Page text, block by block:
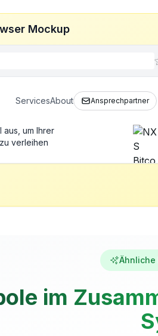
Mockup
ServicesAbout Ansprechpartner
um Ihrer
verleihen
Ähnliche
im